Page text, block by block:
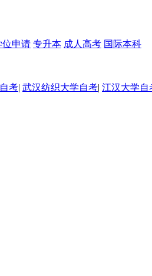
位申请 专升本 成人高考 国际本科
考| 武汉纺织大学自考| 江汉大学自